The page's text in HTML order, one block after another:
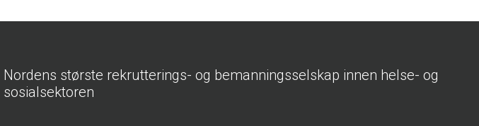
Nordens største rekrutterings- og bemanningsselskap innen helse- og
sosialsektoren